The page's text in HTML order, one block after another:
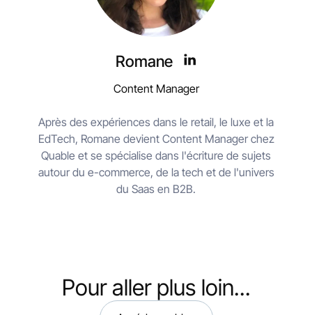
Romane
Content Manager
Après des expériences dans le retail, le luxe et la
EdTech, Romane devient Content Manager chez
Quable et se spécialise dans l'écriture de sujets
autour du e-commerce, de la tech et de l'univers
du Saas en B2B.
Pour aller plus loin...